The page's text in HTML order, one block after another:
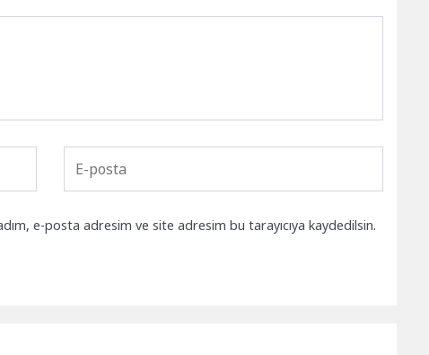
e-posta adresim ve site adresim bu tarayıcıya kaydedilsin.